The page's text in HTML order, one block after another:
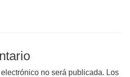
no será publicada. Los